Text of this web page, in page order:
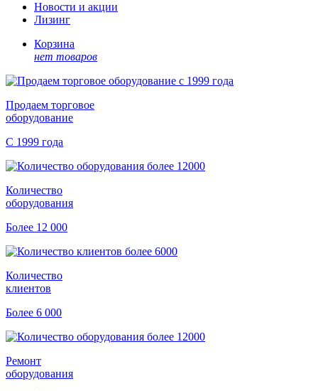
Новости и акции
Лизинг
Корзина
нет товаров
Продаем торговое
оборудование
С 1999 года
Количество
оборудования
Более 12 000
Количество
клиентов
Более 6 000
Ремонт
оборудования